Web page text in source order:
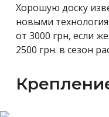
Хорошую доску
новыми
от 3000 грн, если
2500 грн. в сезон